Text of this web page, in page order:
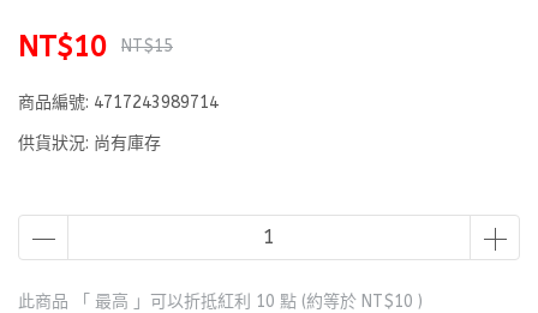
NT$10 NT$15
商品編號: 4717243989714
供貨狀況: 尚有庫存
此商品 「 最高 」可以折抵紅利 10 點 (約等於 NT$10 )